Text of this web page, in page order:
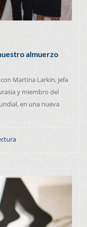
almuerzo
Martina Larkin, jefa
y miembro del
en una nueva